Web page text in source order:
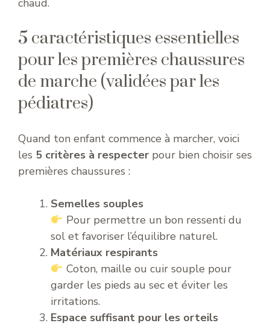
chaud.
5 caractéristiques essentielles
pour les premières chaussures
de marche (validées par les
pédiatres)
Quand ton enfant commence à marcher, voici
les 5 critères à respecter pour bien choisir ses
premières chaussures :
Semelles souples
Pour permettre un bon ressenti du
sol et favoriser l’équilibre naturel.
Matériaux respirants
Coton, maille ou cuir souple pour
garder les pieds au sec et éviter les
irritations.
Espace suffisant pour les orteils